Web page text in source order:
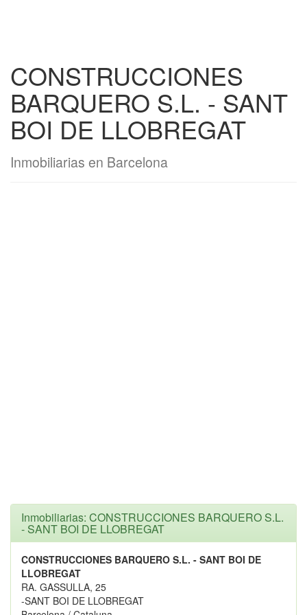
CONSTRUCCIONES
BARQUERO S.L. - SANT
BOI DE LLOBREGAT
Inmobiliarias en Barcelona
Inmobiliarias: CONSTRUCCIONES BARQUERO S.L.
- SANT BOI DE LLOBREGAT
CONSTRUCCIONES BARQUERO S.L. - SANT BOI DE
LLOBREGAT
RA. GASSULLA, 25
-SANT BOI DE LLOBREGAT